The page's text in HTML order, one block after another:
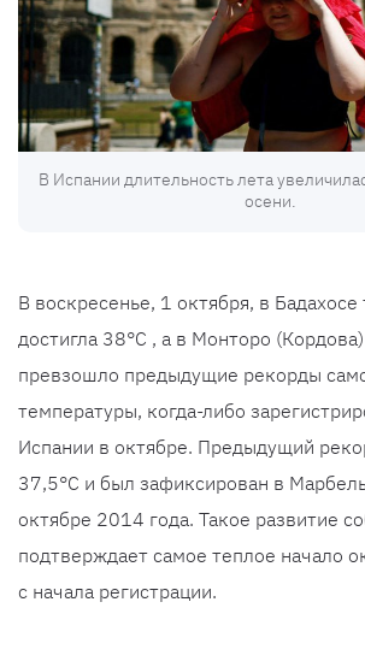
В Испании длительность лета
осени.
В воскресенье, 1 октября, в Бадахосе
достигла 38°C , а в Монторо
превзошло предыдущие рекорды
температуры, когда-либо
Испании в октябре. Предыдущий
37,5°C и был зафиксирован в
октябре 2014 года. Такое развитие
подтверждает самое теплое начало
с начала регистрации.